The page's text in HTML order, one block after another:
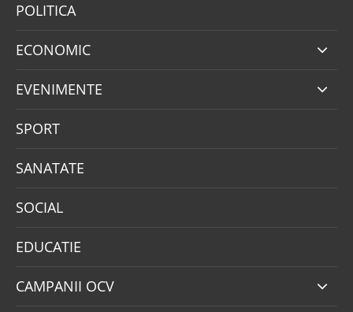
POLITICA
ECONOMIC
EVENIMENTE
SPORT
SANATATE
SOCIAL
EDUCATIE
CAMPANII OCV